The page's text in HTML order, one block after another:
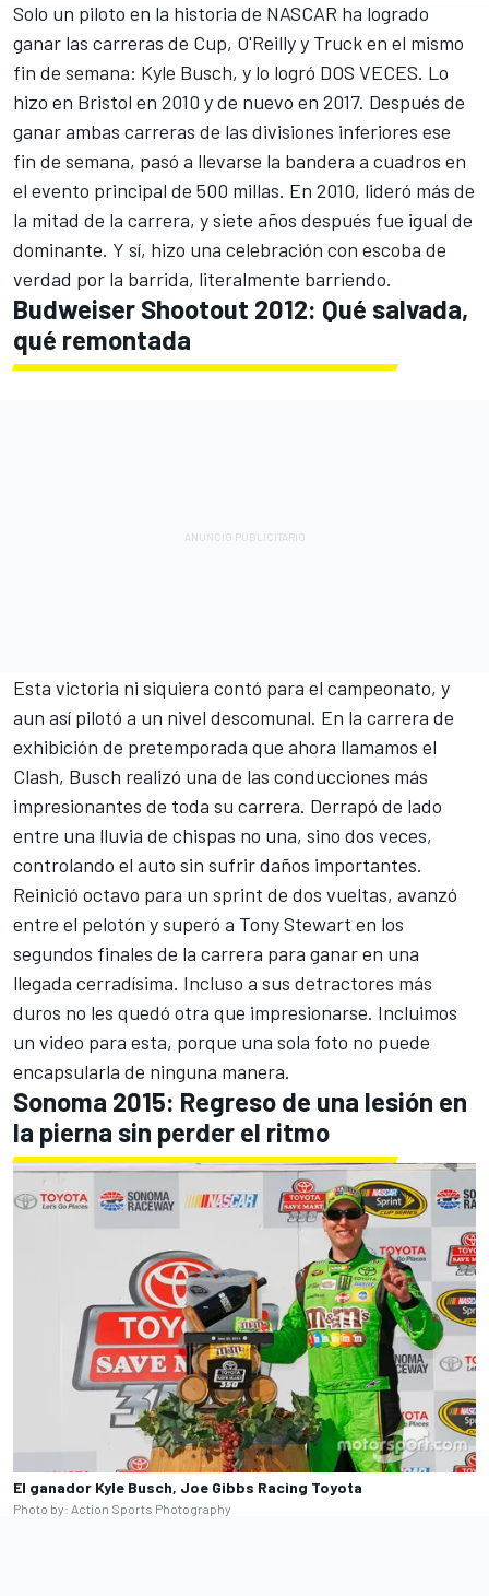
Solo un piloto en la historia de NASCAR ha logrado
ganar las carreras de Cup, O'Reilly y Truck en el mismo
fin de semana: Kyle Busch, y lo logró DOS VECES. Lo
hizo en Bristol en 2010 y de nuevo en 2017. Después de
ganar ambas carreras de las divisiones inferiores ese
fin de semana, pasó a llevarse la bandera a cuadros en
el evento principal de 500 millas. En 2010, lideró más de
la mitad de la carrera, y siete años después fue igual de
dominante. Y sí, hizo una celebración con escoba de
verdad por la barrida, literalmente barriendo.
Budweiser Shootout 2012: Qué salvada,
qué remontada
Esta victoria ni siquiera contó para el campeonato, y
aun así pilotó a un nivel descomunal. En la carrera de
exhibición de pretemporada que ahora llamamos el
Clash, Busch realizó una de las conducciones más
impresionantes de toda su carrera. Derrapó de lado
entre una lluvia de chispas no una, sino dos veces,
controlando el auto sin sufrir daños importantes.
Reinició octavo para un sprint de dos vueltas, avanzó
entre el pelotón y superó a Tony Stewart en los
segundos finales de la carrera para ganar en una
llegada cerradísima. Incluso a sus detractores más
duros no les quedó otra que impresionarse. Incluimos
un video para esta, porque una sola foto no puede
encapsularla de ninguna manera.
Sonoma 2015: Regreso de una lesión en
la pierna sin perder el ritmo
El ganador Kyle Busch, Joe Gibbs Racing Toyota
Photo by: Action Sports Photography